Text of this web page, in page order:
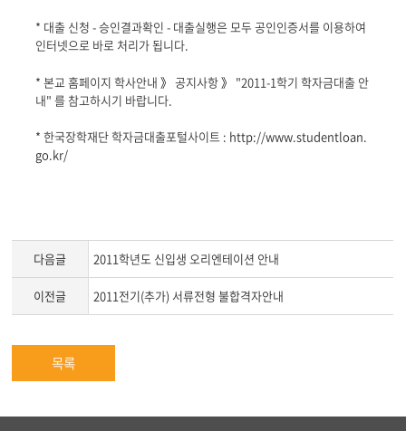
* 대출 신청 - 승인결과확인 - 대출실행은 모두 공인인증서를 이용하여
인터넷으로 바로 처리가 됩니다.
* 본교 홈페이지 학사안내》 공지사항》 "2011-1학기 학자금대출 안
내" 를 참고하시기 바랍니다.
* 한국장학재단 학자금대출포털사이트 : http://www.studentloan.
go.kr/
다음글 2011학년도 신입생 오리엔테이션 안내
이전글 2011전기(추가) 서류전형 불합격자안내
목록